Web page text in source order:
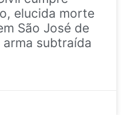
elucida morte
São José de
subtraída